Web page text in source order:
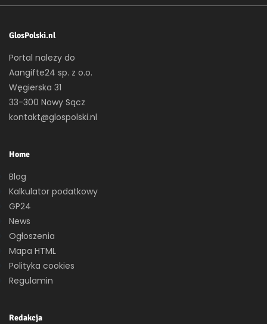
GlosPolski.nl
Portal należy do
Aangifte24 sp. z o.o.
Węgierska 31
33-300 Nowy Sącz
kontakt@glospolski.nl
Home
Blog
Kalkulator podatkowy
GP24
News
Ogłoszenia
Mapa HTML
Polityka cookies
Regulamin
Redakcja